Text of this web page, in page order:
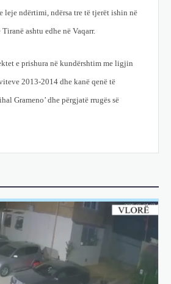
leje ndërtimi, ndërsa tre të tjerët ishin në
ashtu edhe në Vaqarr.
e prishura në kundërshtim me ligjin
2013-2014 dhe kanë qenë të
Grameno’ dhe përgjatë rrugës së